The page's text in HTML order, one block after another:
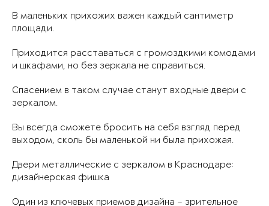
В маленьких прихожих важен каждый сантиметр
площади.
Приходится расставаться с громоздкими комодами
и шкафами, но без зеркала не справиться.
Спасением в таком случае станут входные двери с
зеркалом.
Вы всегда сможете бросить на себя взгляд перед
выходом, сколь бы маленькой ни была прихожая.
Двери металлические с зеркалом в Краснодаре:
дизайнерская фишка
Один из ключевых приемов дизайна – зрительное